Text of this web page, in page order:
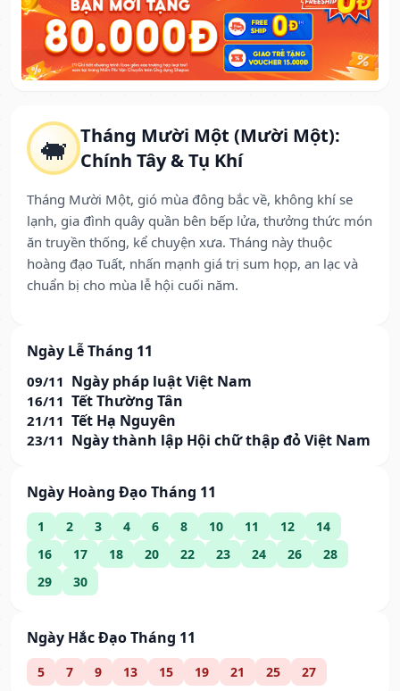
🐖 Tháng Mười Một (Mười Một):
Chính Tây & Tụ Khí
Tháng Mười Một, gió mùa đông bắc về, không khí se
lạnh, gia đình quây quần bên bếp lửa, thưởng thức món
ăn truyền thống, kể chuyện xưa. Tháng này thuộc
hoàng đạo Tuất, nhấn mạnh giá trị sum họp, an lạc và
chuẩn bị cho mùa lễ hội cuối năm.
Ngày Lễ Tháng 11
09/11 Ngày pháp luật Việt Nam
16/11 Tết Thường Tân
21/11 Tết Hạ Nguyên
23/11 Ngày thành lập Hội chữ thập đỏ Việt Nam
Ngày Hoàng Đạo Tháng 11
1 2 3 4 6 8 10 11 12
14
16
17 18 20 22 23 24 26
28
29
30
Ngày Hắc Đạo Tháng 11
5 7 9 13 15 19 21 25 27